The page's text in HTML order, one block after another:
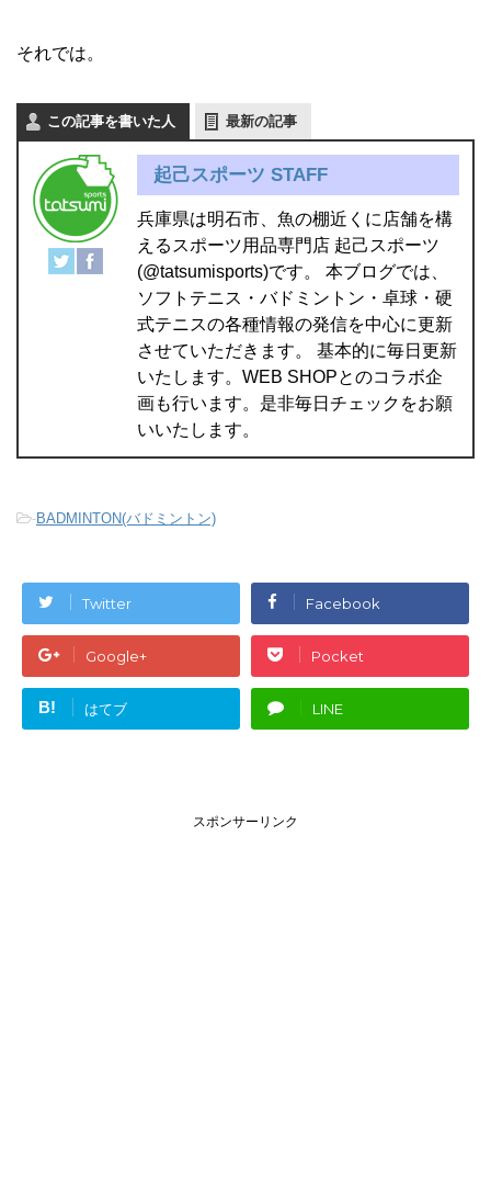
それでは。
この記事を書いた人 最新の記事
起己スポーツ STAFF
兵庫県は明石市、魚の棚近くに店舗を構
えるスポーツ用品専門店 起己スポーツ
(@tatsumisports)です。 本ブログでは、
ソフトテニス・バドミントン・卓球・硬
式テニスの各種情報の発信を中心に更新
させていただきます。 基本的に毎日更新
いたします。WEB SHOPとのコラボ企
画も行います。是非毎日チェックをお願
いいたします。
-BADMINTON(バドミントン)
Twitter Facebook
Google+ Pocket
B! はてブ LINE
スポンサーリンク